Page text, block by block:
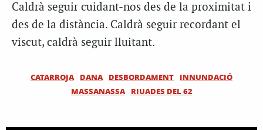
Caldrà seguir cuidant-nos des de la proximitat i
des de la distància. Caldrà seguir recordant el
viscut, caldrà seguir lluitant.
CATARROJA DANA DESBORDAMENT
INNUNDACIÓ
MASSANASSA
RIUADES DEL 62